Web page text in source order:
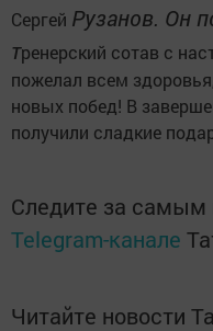
Сергей Рузанов. Он
тренерский сотав с
пожелал всем
новых побед! В
получили сладкие
Следите за
Telegram-канале
Читайте новости